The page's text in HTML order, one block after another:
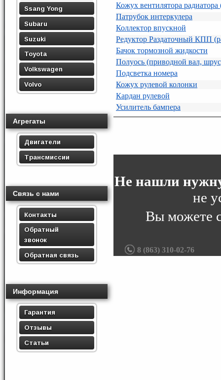
Ssang Yong
Subaru
Suzuki
Toyota
Volkswagen
Volvo
Агрегаты
Двигатели
Трансмиссии
Связь с нами
Контакты
Обратный
звонок
Обратная связь
Информация
Гарантия
Отзывы
Статьи
Кожух вентилятора
Патрубок интеркулера
Коллектор впускной
Редуктор Раздаточный КПП
Бачок тормозной жидкости
Полуось (приводной вал,
Подсветка номера
Кожух рулевой колонки
Кардан рулевой
Усилитель бампера
Не нашли
не
Вы можете
8 (863) 310-02-76